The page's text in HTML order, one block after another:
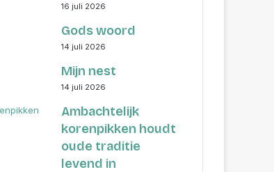
16 juli 2026
Gods woord
14 juli 2026
Mijn nest
14 juli 2026
Ambachtelijk
korenpikken houdt
oude traditie
levend in